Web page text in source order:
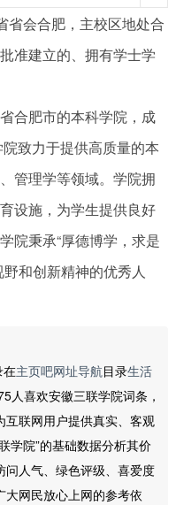
省会合肥，主校区地处合
准建立的、拥有学士学
合肥市的本科学院，成
致力于提供高质量的本
管理学等领域。学院拥
设施，为学生提供良好
院秉承“厚德博学，求是
和创新精神的优秀人
在主页吧网址导航目录生活
人喜欢安徽三联学院词条，
联网用户提供真实、客观
学院”的基础数据分析其价
人气、绿色评级、喜爱度
网民放心上网的参考依